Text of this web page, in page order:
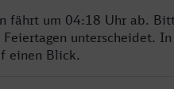
fährt um 04:18 Uhr ab.
unterscheidet.
einen Blick.